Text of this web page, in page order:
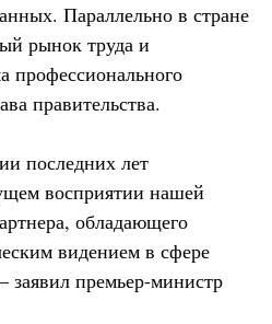
Параллельно в стране
рынок труда и
профессионального
правительства.
последних лет
восприятии нашей
обладающего
видением в сфере
премьер-министр